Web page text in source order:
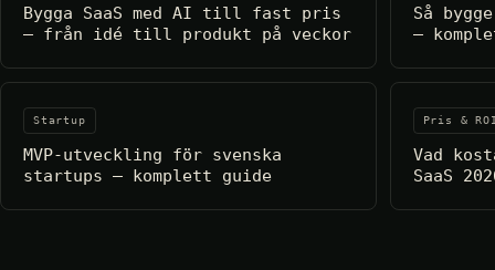
Bygga SaaS med AI till fast pris
– från idé till produkt på veckor
Så
–
Startup
MVP-utveckling för svenska
startups – komplett guide
Pris &
Vad
SaaS